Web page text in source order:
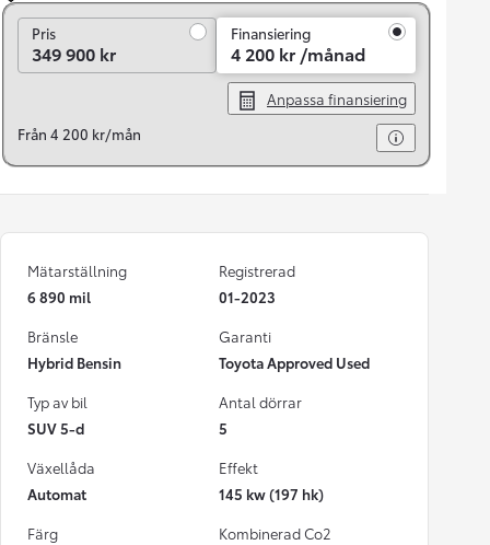
Pris
349 900 kr
Finansiering
4 200 kr /månad
Anpassa finansiering
Från 4 200 kr/mån
Mätarställning
6 890 mil
Registrerad
01-2023
Bränsle
Hybrid Bensin
Garanti
Toyota Approved Used
Typ av bil
SUV 5-d
Antal dörrar
5
Växellåda
Automat
Effekt
145 kw (197 hk)
Färg
Kombinerad Co2